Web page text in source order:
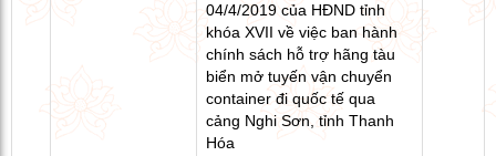
04/4/2019 của HĐND tỉnh
khóa XVII về việc ban hành
chính sách hỗ trợ hãng tàu
biển mở tuyến vận chuyển
container đi quốc tế qua
cảng Nghi Sơn, tỉnh Thanh
Hóa